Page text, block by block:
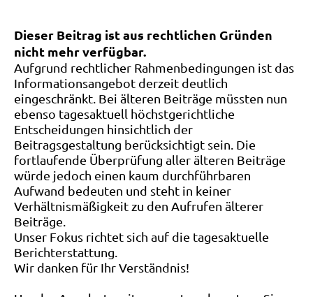
Dieser Beitrag ist aus rechtlichen Gründen
nicht mehr verfügbar.
Aufgrund rechtlicher Rahmenbedingungen ist das
Informationsangebot derzeit deutlich
eingeschränkt. Bei älteren Beiträge müssten nun
ebenso tagesaktuell höchstgerichtliche
Entscheidungen hinsichtlich der
Beitragsgestaltung berücksichtigt sein. Die
fortlaufende Überprüfung aller älteren Beiträge
würde jedoch einen kaum durchführbaren
Aufwand bedeuten und steht in keiner
Verhältnismäßigkeit zu den Aufrufen älterer
Beiträge.
Unser Fokus richtet sich auf die tagesaktuelle
Berichterstattung.
Wir danken für Ihr Verständnis!